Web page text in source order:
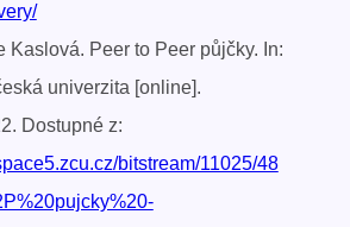
Kaslová. Peer to Peer půjčky. In:
univerzita [online].
Dostupné z:
bitstream/11025/48